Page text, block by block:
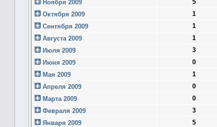
Ноября 2009
5
Октября 2009
1
Сентября 2009
1
Августа 2009
1
Июля 2009
3
Июня 2009
0
Мая 2009
1
Апреля 2009
0
Марта 2009
0
Февраля 2009
3
Января 2009
5